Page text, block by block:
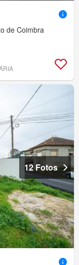
de Coimbra
12 Fotos